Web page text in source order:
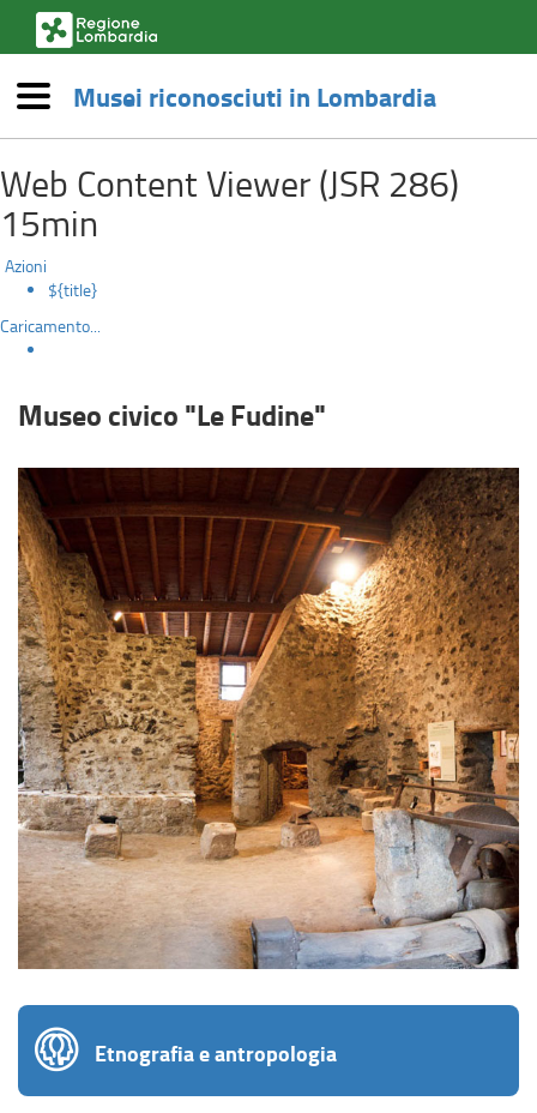
al
contenuto
principale
Museo
civico
"Le
Fudine"
esterno,
apre
una
finestra)
Menù
Musei riconosciuti in Lombardia
Web Content Viewer (JSR 286)
15min
Azioni
${title}
Caricamento...
Museo civico "Le Fudine"
Etnografia e antropologia